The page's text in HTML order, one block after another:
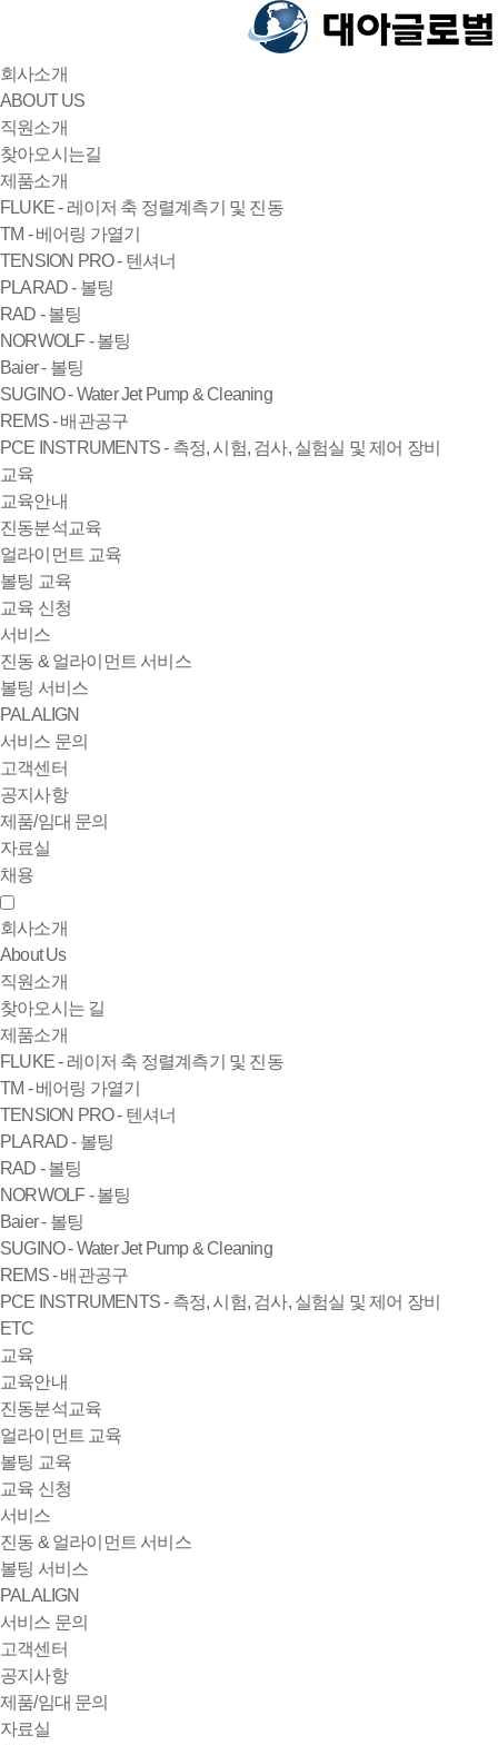
회사소개
ABOUT US
직원소개
찾아오시는길
제품소개
FLUKE - 레이저 축 정렬계측기 및 진동
TM - 베어링 가열기
TENSION PRO - 텐셔너
PLARAD - 볼팅
RAD - 볼팅
NORWOLF - 볼팅
Baier - 볼팅
SUGINO - Water Jet Pump & Cleaning
REMS - 배관공구
PCE INSTRUMENTS - 측정, 시험, 검사, 실험실 및 제어 장비
교육
교육안내
진동분석교육
얼라이먼트 교육
볼팅 교육
교육 신청
서비스
진동 & 얼라이먼트 서비스
볼팅 서비스
PALALIGN
서비스 문의
고객센터
공지사항
제품/임대 문의
자료실
채용
회사소개
About Us
직원소개
찾아오시는 길
제품소개
FLUKE - 레이저 축 정렬계측기 및 진동
TM - 베어링 가열기
TENSION PRO - 텐셔너
PLARAD - 볼팅
RAD - 볼팅
NORWOLF - 볼팅
Baier - 볼팅
SUGINO - Water Jet Pump & Cleaning
REMS - 배관공구
PCE INSTRUMENTS - 측정, 시험, 검사, 실험실 및 제어 장비
ETC
교육
교육안내
진동분석교육
얼라이먼트 교육
볼팅 교육
교육 신청
서비스
진동 & 얼라이먼트 서비스
볼팅 서비스
PALALIGN
서비스 문의
고객센터
공지사항
제품/임대 문의
자료실